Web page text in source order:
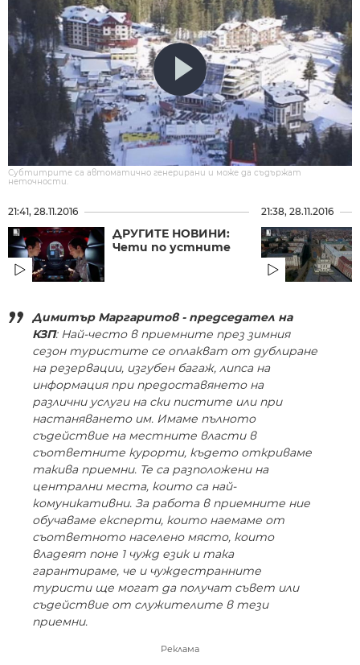
Субтитрите са автоматично генерирани и може да съдържат
неточности.
21:41, 28.11.2016
ДРУГИТЕ НОВИНИ:
Чети по устните
21:38, 28.11.2016
Димитър Маргаритов - председател на
КЗП: Най-често в приемните през зимния
сезон туристите се оплакват от дублиране
на резервации, изгубен багаж, липса на
информация при предоставянето на
различни услуги на ски пистите или при
настаняването им. Имаме пълното
съдействие на местните власти в
съответните курорти, където откриваме
такива приемни. Те са разположени на
централни места, които са най-
комуникативни. За работа в приемните ние
обучаваме експерти, които наемаме от
съответното населено място, които
владеят поне 1 чужд език и така
гарантираме, че и чуждестранните
туристи ще могат да получат съвет или
съдействие от служителите в тези
приемни.
Реклама